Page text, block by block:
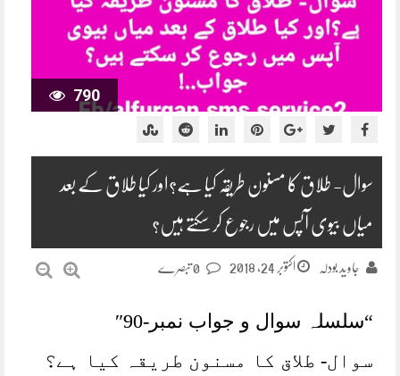
790
سوال- طلاق کا مسنون طریقہ کیا ہے؟اور کیا طلاق کے بعد
میاں بیوی آپس میں رجوع کر سکتے ہیں؟
جاوید بودلہ اکتوبر 24, 2018
“سلسلہ سوال و جواب نمبر-90″
سوال- طلاق کا مسنون طریقہ کیا ہے؟